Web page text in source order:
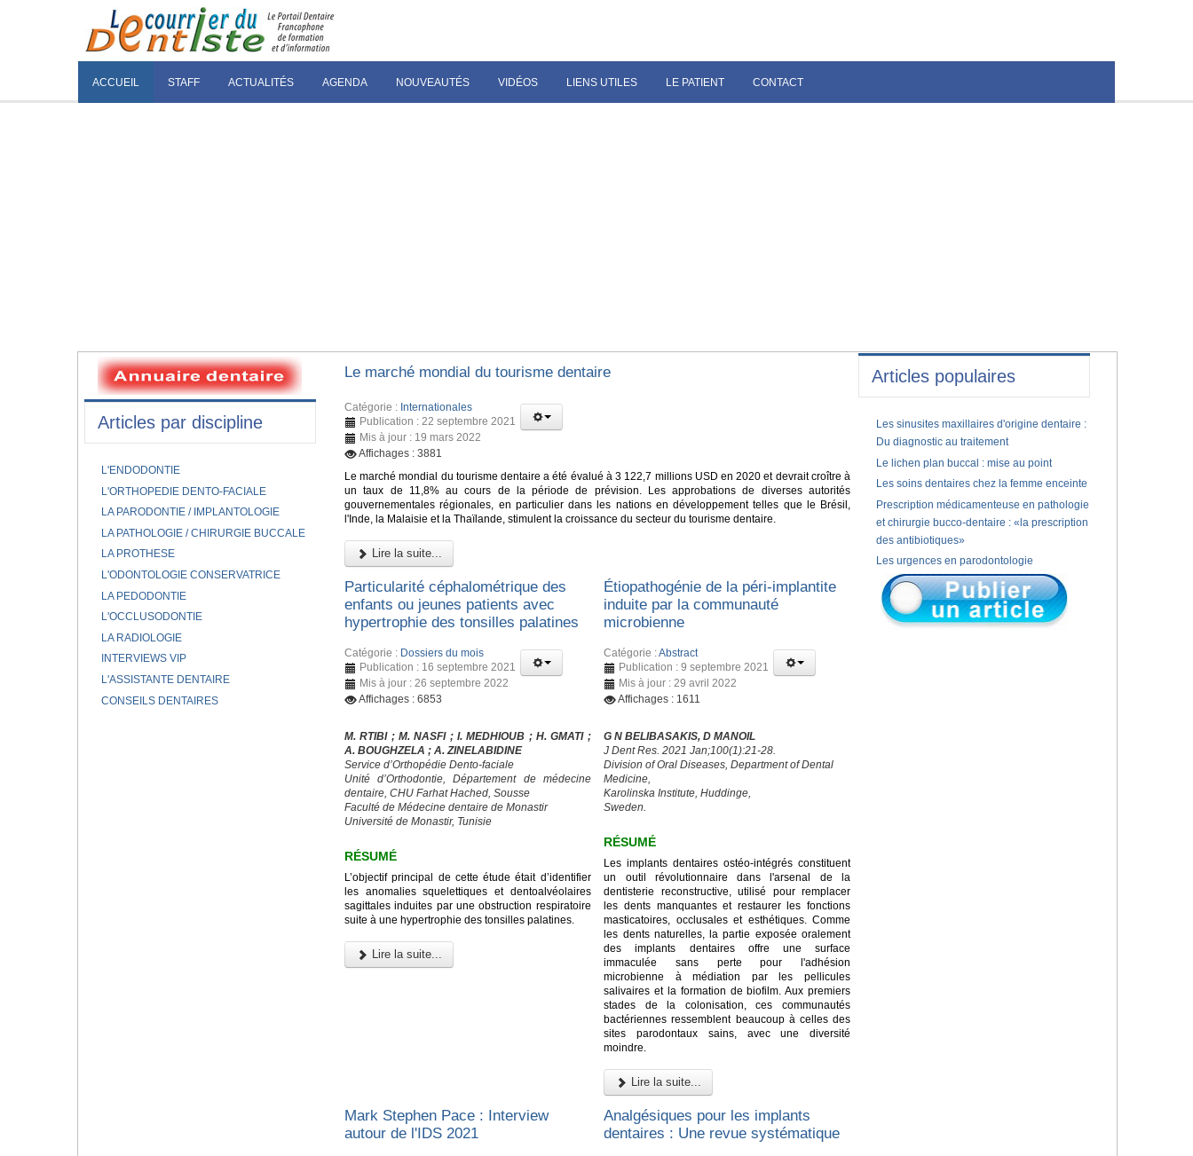
ACCUEIL STAFF ACTUALITÉS AGENDA NOUVEAUTÉS VIDÉOS LIENS UTILES LE PATIENT CONTACT
Le marché mondial du tourisme dentaire
Catégorie : Internationales
Publication : 22 septembre 2021
Mis à jour : 19 mars 2022
Affichages : 3881
Le marché mondial du tourisme dentaire a été évalué à 3 122,7 millions USD en 2020 et devrait croître à
un taux de 11,8% au cours de la période de prévision. Les approbations de diverses autorités
gouvernementales régionales, en particulier dans les nations en développement telles que le Brésil,
l'Inde, la Malaisie et la Thaïlande, stimulent la croissance du secteur du tourisme dentaire.
Lire la suite...
Particularité céphalométrique des
enfants ou jeunes patients avec
hypertrophie des tonsilles palatines
Catégorie : Dossiers du mois
Publication : 16 septembre 2021
Mis à jour : 26 septembre 2022
Affichages : 6853
M. RTIBI ; M. NASFI ; I. MEDHIOUB ; H. GMATI ;
A. BOUGHZELA ; A. ZINELABIDINE
Service d’Orthopédie Dento-faciale
Unité d’Orthodontie, Département de médecine
dentaire, CHU Farhat Hached, Sousse
Faculté de Médecine dentaire de Monastir
Université de Monastir, Tunisie
RÉSUMÉ
L’objectif principal de cette étude était d’identifier
les anomalies squelettiques et dentoalvéolaires
sagittales induites par une obstruction respiratoire
suite à une hypertrophie des tonsilles palatines.
Lire la suite...
Étiopathogénie de la péri-implantite
induite par la communauté
microbienne
Catégorie :Abstract
Publication : 9 septembre 2021
Mis à jour : 29 avril 2022
Affichages : 1611
G N BELIBASAKIS, D MANOIL
J Dent Res. 2021 Jan;100(1):21-28.
Division of Oral Diseases, Department of Dental
Medicine,
Karolinska Institute, Huddinge,
Sweden.
RÉSUMÉ
Les implants dentaires ostéo-intégrés constituent
un outil révolutionnaire dans l'arsenal de la
dentisterie reconstructive, utilisé pour remplacer
les dents manquantes et restaurer les fonctions
masticatoires, occlusales et esthétiques. Comme
les dents naturelles, la partie exposée oralement
des implants dentaires offre une surface
immaculée sans perte pour l'adhésion
microbienne à médiation par les pellicules
salivaires et la formation de biofilm. Aux premiers
stades de la colonisation, ces communautés
bactériennes ressemblent beaucoup à celles des
sites parodontaux sains, avec une diversité
moindre.
Lire la suite...
Mark Stephen Pace : Interview
autour de l'IDS 2021
Analgésiques pour les implants
dentaires : Une revue systématique
Articles par discipline
L'ENDODONTIE
L'ORTHOPEDIE DENTO-FACIALE
LA PARODONTIE / IMPLANTOLOGIE
LA PATHOLOGIE / CHIRURGIE BUCCALE
LA PROTHESE
L'ODONTOLOGIE CONSERVATRICE
LA PEDODONTIE
L'OCCLUSODONTIE
LA RADIOLOGIE
INTERVIEWS VIP
L'ASSISTANTE DENTAIRE
CONSEILS DENTAIRES
Articles populaires
Les sinusites maxillaires d'origine dentaire :
Du diagnostic au traitement
Le lichen plan buccal : mise au point
Les soins dentaires chez la femme enceinte
Prescription médicamenteuse en pathologie
et chirurgie bucco-dentaire : «la prescription
des antibiotiques»
Les urgences en parodontologie